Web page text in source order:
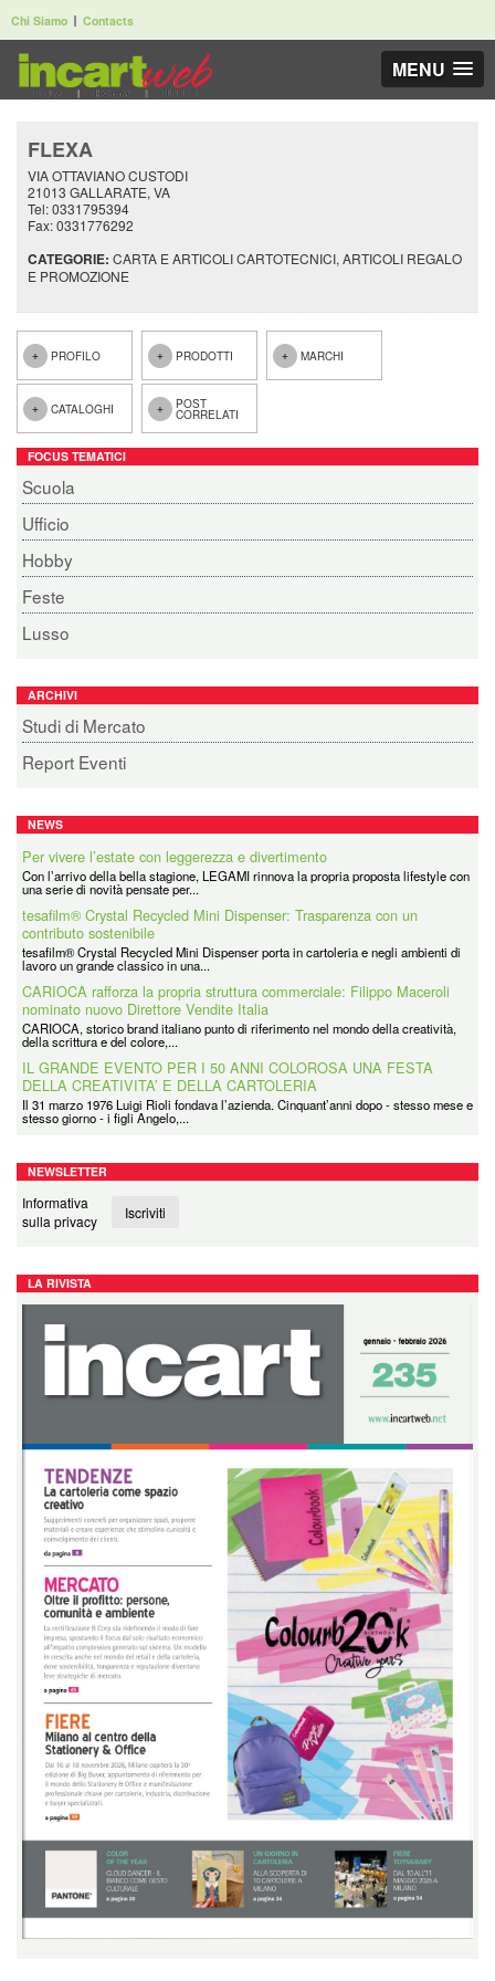
Chi Siamo Contacts
MENU
FLEXA
VIA OTTAVIANO CUSTODI
21013 GALLARATE, VA
Tel: 0331795394
Fax: 0331776292
CATEGORIE: CARTA E ARTICOLI CARTOTECNICI, ARTICOLI REGALO
E PROMOZIONE
PROFILO PRODOTTI MARCHI
CATALOGHI POST
CORRELATI
FOCUS TEMATICI
Scuola
Ufficio
Hobby
Feste
Lusso
ARCHIVI
Studi di Mercato
Report Eventi
NEWS
Per vivere l’estate con leggerezza e divertimento
Con l’arrivo della bella stagione, LEGAMI rinnova la propria proposta lifestyle con
una serie di novità pensate per...
tesafilm® Crystal Recycled Mini Dispenser: Trasparenza con un
contributo sostenibile
tesafilm® Crystal Recycled Mini Dispenser porta in cartoleria e negli ambienti di
lavoro un grande classico in una...
CARIOCA rafforza la propria struttura commerciale: Filippo Maceroli
nominato nuovo Direttore Vendite Italia
CARIOCA, storico brand italiano punto di riferimento nel mondo della creatività,
della scrittura e del colore,...
IL GRANDE EVENTO PER I 50 ANNI COLOROSA UNA FESTA
DELLA CREATIVITA’ E DELLA CARTOLERIA
Il 31 marzo 1976 Luigi Rioli fondava l’azienda. Cinquant’anni dopo - stesso mese e
stesso giorno - i figli Angelo,...
NEWSLETTER
Informativa
sulla privacy
Iscriviti
LA RIVISTA